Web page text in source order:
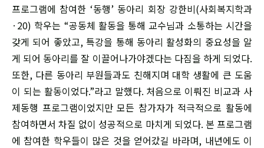
프로그램에 참여한 ‘동행’ 동아리 회장 강한비(사회복지학과
·20) 학우는 “공동체 활동을 통해 교수님과 소통하는 시간을
갖게 되어 좋았고, 특강을 통해 동아리 활성화의 중요성을 알
게 되어 동아리를 잘 이끌어나가야겠다는 다짐을 하게 되었다.
또한, 다른 동아리 부원들과도 친해지며 대학 생활에 큰 도움
이 되는 활동이었다.”라고 말했다. 처음으로 이뤄진 비교과 사
제동행 프로그램이었지만 모든 참가자가 적극적으로 활동에
참여하면서 차질 없이 성공적으로 마치게 되었다. 본 프로그램
에 참여한 학우들이 많은 것을 얻어갔길 바라며, 내년에도 이